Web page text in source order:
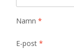
Namn *
E-post *